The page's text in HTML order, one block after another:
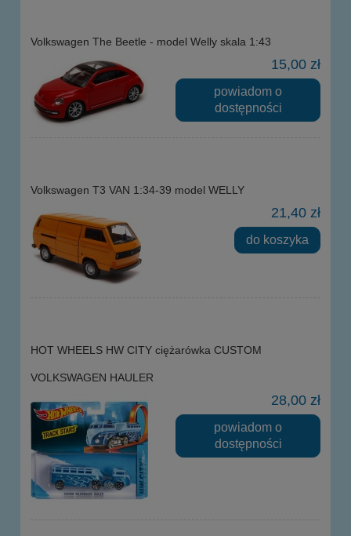
Volkswagen The Beetle - model Welly skala 1:43
15,00 zł
powiadom o
dostępności
Volkswagen T3 VAN 1:34-39 model WELLY
21,40 zł
do koszyka
HOT WHEELS HW CITY ciężarówka CUSTOM
VOLKSWAGEN HAULER
28,00 zł
powiadom o
dostępności